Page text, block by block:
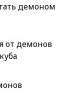
демоном
от демонов